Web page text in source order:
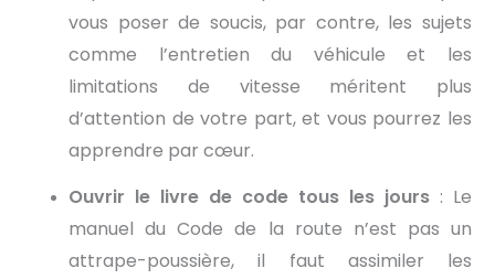
vous poser de soucis, par contre, les sujets
comme l’entretien du véhicule et les
limitations de vitesse méritent plus
d’attention de votre part, et vous pourrez les
apprendre par cœur.
Ouvrir le livre de code tous les jours: Le
manuel du Code de la route n’est pas un
attrape-poussière, il faut assimiler les